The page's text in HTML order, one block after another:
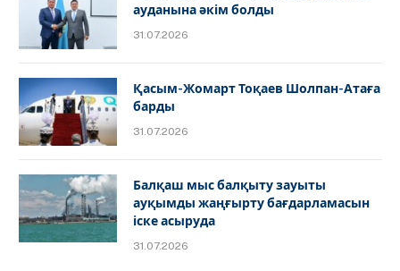
ауданына әкім болды
31.07.2026
Қасым-Жомарт Тоқаев Шолпан-Атаға
барды
31.07.2026
Балқаш мыс балқыту зауыты
ауқымды жаңғырту бағдарламасын
іске асыруда
31.07.2026